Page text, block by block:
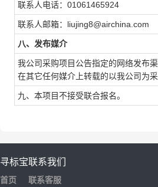
联系人电话：01061465924
联系人邮箱：liujing8@airchina.com
八、发布媒介
我公司采购项目公告指定的网络发布
在其它任何媒介上转载的以我公司为
九、本项目不接受联合报名。
寻标宝
首页
联系我们
联系客服